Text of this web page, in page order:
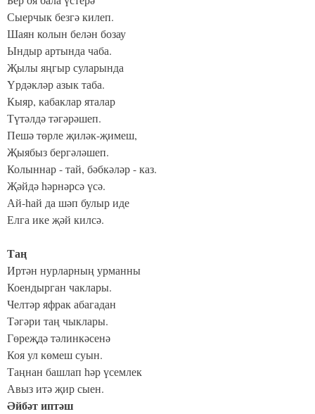
Сыерчык безгә килеп.
Шаян колын белән бозау
Ындыр артында чаба.
Җылы яңгыр суларында
Үрдәкләр азык таба.
Кыяр, кабаклар яталар
Түтәлдә тәгәрәшеп.
Пешә төрле җиләк-җимеш,
Җыябыз бергәләшеп.
Колыннар - тай, бәбкәләр - каз.
Җәйдә һәрнәрсә үсә.
Ай-һай да шәп булыр иде
Елга ике җәй килсә.
Таң
Иртән нурларның урманны
Коендырган чаклары.
Челтәр яфрак абагадан
Тәгәри таң чыклары.
Гөреҗдә тәлинкәсенә
Коя ул көмеш суын.
Таңнан башлап һәр үсемлек
Авыз итә җир сыен.
Әйбәт иптәш